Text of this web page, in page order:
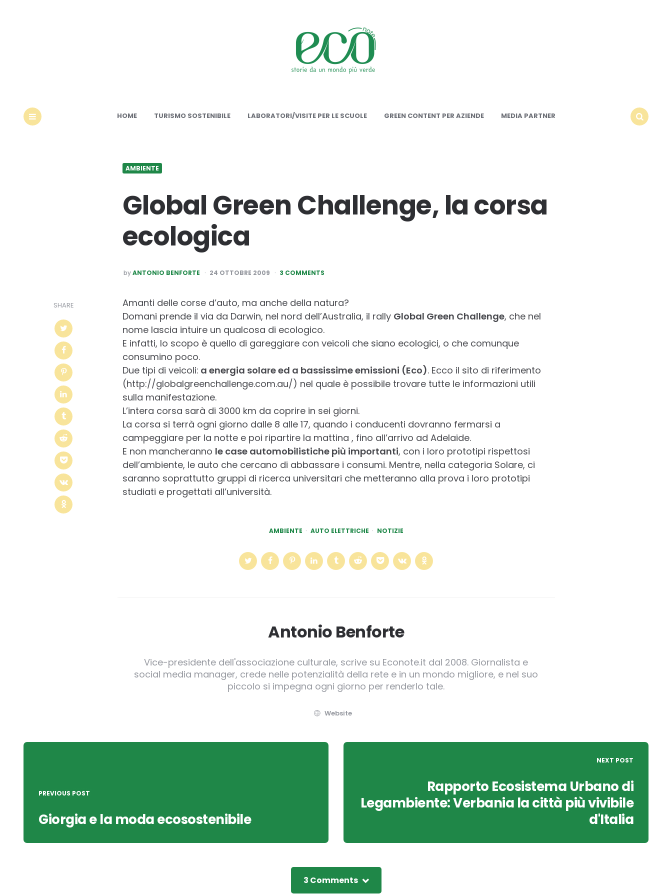
HOME TURISMO SOSTENIBILE LABORATORI/VISITE PER LE SCUOLE GREEN CONTENT PER AZIENDE
MEDIA PARTNER
AMBIENTE
Global Green Challenge, la corsa
ecologica
POSTED
BY
by ANTONIO BENFORTE 24 OTTOBRE 2009 3 COMMENTS
SHARE
Amanti delle corse d’auto, ma anche della natura?
Domani prende il via da Darwin, nel nord dell’Australia, il rally Global Green Challenge, che nel
nome lascia intuire un qualcosa di ecologico.
E infatti, lo scopo è quello di gareggiare con veicoli che siano ecologici, o che comunque
consumino poco.
Due tipi di veicoli: a energia solare ed a bassissime emissioni (Eco). Ecco il sito di riferimento
(http://globalgreenchallenge.com.au/) nel quale è possibile trovare tutte le informazioni utili
sulla manifestazione.
L’intera corsa sarà di 3000 km da coprire in sei giorni.
La corsa si terrà ogni giorno dalle 8 alle 17, quando i conducenti dovranno fermarsi a
campeggiare per la notte e poi ripartire la mattina , fino all’arrivo ad Adelaide.
E non mancheranno le case automobilistiche più importanti, con i loro prototipi rispettosi
dell’ambiente, le auto che cercano di abbassare i consumi. Mentre, nella categoria Solare, ci
saranno soprattutto gruppi di ricerca universitari che metteranno alla prova i loro prototipi
studiati e progettati all’università.
AMBIENTE AUTO ELETTRICHE NOTIZIE
Antonio Benforte
Vice-presidente dell'associazione culturale, scrive su Econote.it dal 2008. Giornalista e
social media manager, crede nelle potenzialità della rete e in un mondo migliore, e nel suo
piccolo si impegna ogni giorno per renderlo tale.
Website
Post
PREVIOUS POST
Giorgia e la moda ecosostenibile
NEXT POST
Rapporto Ecosistema Urbano di
Legambiente: Verbania la città più vivibile
d'Italia
3 Comments